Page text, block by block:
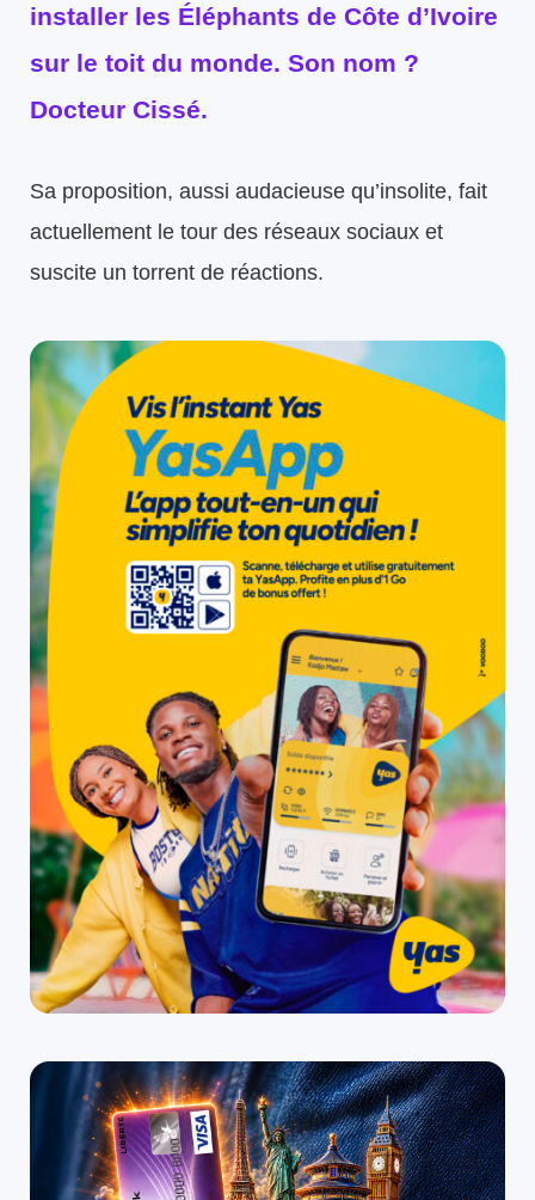
installer les Éléphants de Côte d’Ivoire
sur le toit du monde. Son nom ?
Docteur Cissé.
Sa proposition, aussi audacieuse qu’insolite, fait
actuellement le tour des réseaux sociaux et
suscite un torrent de réactions.